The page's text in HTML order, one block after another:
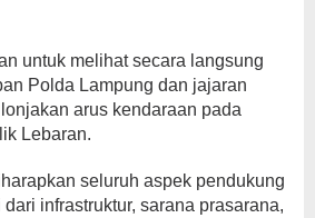
untuk melihat secara langsung
Polda Lampung dan jajaran
arus kendaraan pada
Lebaran.
seluruh aspek pendukung
infrastruktur, sarana prasarana,